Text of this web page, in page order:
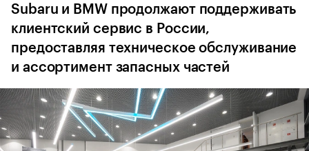
Subaru и BMW продолжают поддерживать
клиентский сервис в России,
предоставляя техническое обслуживание
и ассортимент запасных частей